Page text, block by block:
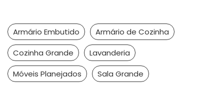
Armário Embutido
Armário de Cozinha
Cozinha Grande
Lavanderia
Móveis Planejados
Sala Grande